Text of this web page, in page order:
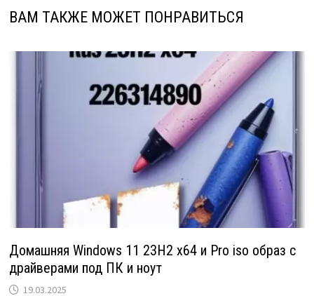
ВАМ ТАКЖЕ МОЖЕТ ПОНРАВИТЬСЯ
Домашняя Windows 11 23H2 x64 и Pro iso образ с
драйверами под ПК и ноут
19.03.2025